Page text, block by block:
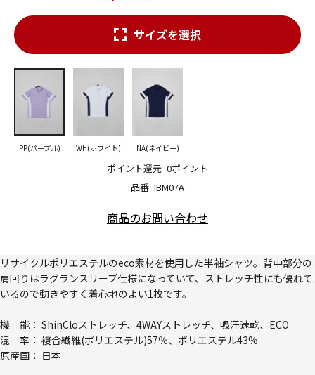
品番 IBM07A
ポイント還元 0ポイント
サイズを選択
PP(パープル) WH(ホワイト) NA(ネイビー)
商品のお問い合わせ
リサイクルポリエステルのeco素材を使用した半袖シャツ。背中部分の
肩回りはラグランスリーブ仕様になっていて、ストレッチ性にも優れて
いるので動きやすく着心地のよい1枚です。
機 能： ShinCloストレッチ、4WAYストレッチ、吸汗速乾、ECO
混 率： 複合繊維(ポリエステル)57％、ポリエステル43%
原産国： 日本